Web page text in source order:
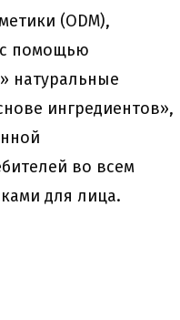
(ODM),
с помощью
натуральные
ингредиентов»,
во всем
для лица.